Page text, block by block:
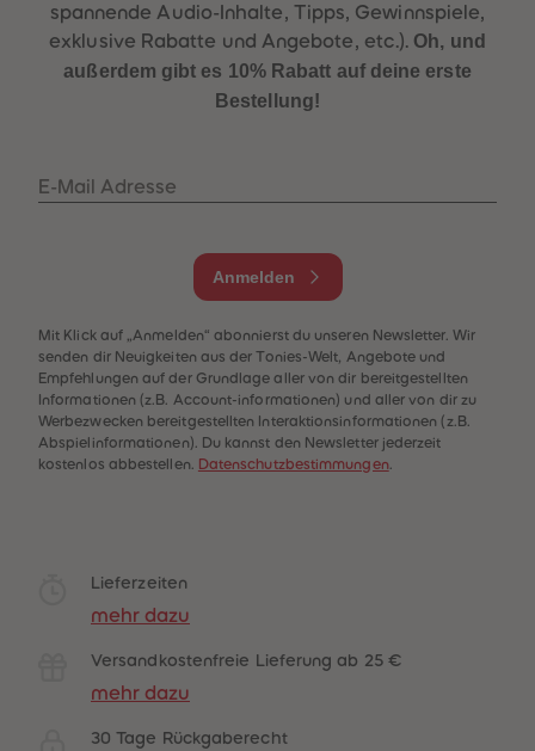
spannende Audio-Inhalte, Tipps, Gewinnspiele,
exklusive Rabatte und Angebote, etc.). Oh, und
außerdem gibt es 10% Rabatt auf deine erste
Bestellung!
E-Mail Adresse
Anmelden
Mit Klick auf „Anmelden“ abonnierst du unseren Newsletter. Wir
senden dir Neuigkeiten aus der Tonies-Welt, Angebote und
Empfehlungen auf der Grundlage aller von dir bereitgestellten
Informationen (z.B. Account-informationen) und aller von dir zu
Werbezwecken bereitgestellten Interaktionsinformationen (z.B.
Abspielinformationen). Du kannst den Newsletter jederzeit
kostenlos abbestellen.
Datenschutzbestimmungen.
Lieferzeiten
mehr dazu
Versandkostenfreie Lieferung ab 25 €
mehr dazu
30 Tage Rückgaberecht